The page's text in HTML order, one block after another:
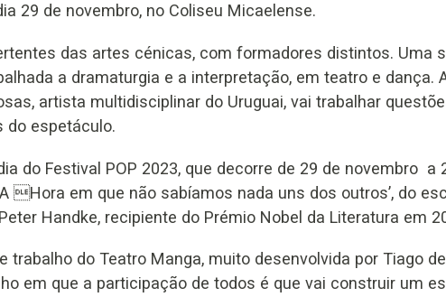
29 de novembro, no Coliseu Micaelense.
das artes cénicas, com formadores distintos. Uma
a dramaturgia e a interpretação, em teatro e dança.
artista multidisciplinar do Uruguai, vai trabalhar
do espetáculo.
do Festival POP 2023, que decorre de 29 de novembro a
Hora em que não sabíamos nada uns dos outros’, do
Handke, recipiente do Prémio Nobel da Literatura em
trabalho do Teatro Manga, muito desenvolvida por Tiago
em que a participação de todos é que vai construir um